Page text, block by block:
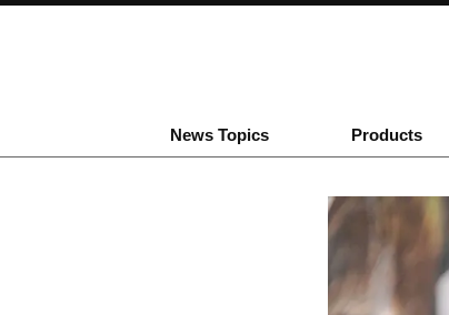
News Topics Products